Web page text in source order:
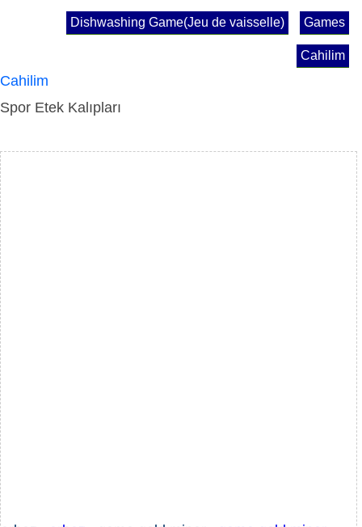
Games
Dishwashing Game(Jeu de vaisselle)
Cahilim
Cahilim
Spor Etek Kalıpları